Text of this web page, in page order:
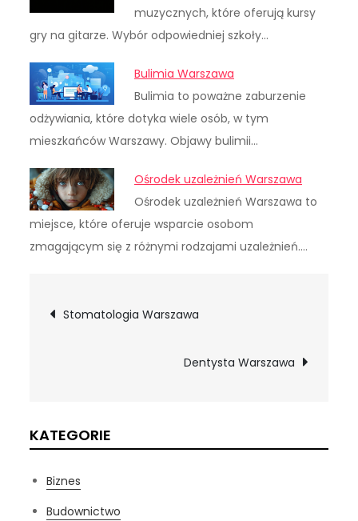
muzycznych, które oferują kursy
gry na gitarze. Wybór odpowiedniej szkoły…
Bulimia Warszawa
Bulimia to poważne zaburzenie
odżywiania, które dotyka wiele osób, w tym
mieszkańców Warszawy. Objawy bulimii…
Ośrodek uzależnień Warszawa
Ośrodek uzależnień Warszawa to
miejsce, które oferuje wsparcie osobom
zmagającym się z różnymi rodzajami uzależnień.…
Nawigacja
Stomatologia Warszawa
Dentysta Warszawa
KATEGORIE
Biznes
Budownictwo